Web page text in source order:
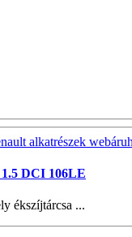
DCI 106LE
ékszíjtárcsa ...